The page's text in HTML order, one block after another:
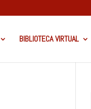
BIBLIOTECA VIRTUAL